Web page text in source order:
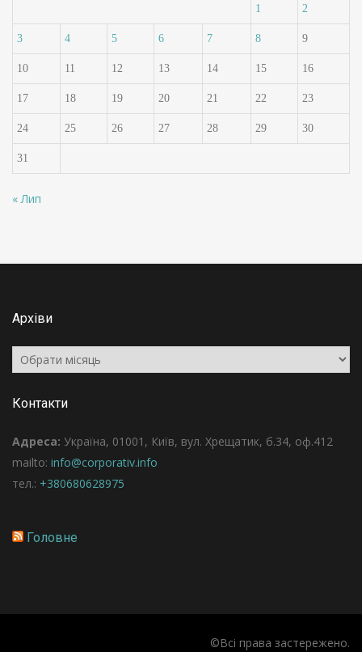
1 2
3 4 5 6 7 8 9
10 11 12 13 14 15 16
17 18 19 20 21 22 23
24 25 26 27 28 29 30
31
« Лип
Архіви
Архіви
Контакти
Адреса: Україна, 01001, Київ, вул. Хрещатик, б.34, оф.412
mailto: info@corporativ.info
тел.: +380680628975
Головне
©Всі права застережено.